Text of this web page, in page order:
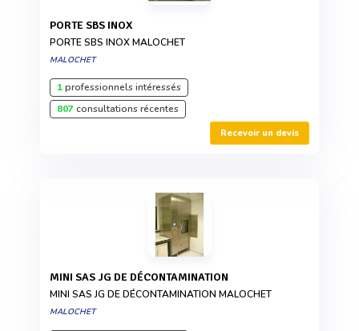
PORTE SBS INOX
PORTE SBS INOX MALOCHET
MALOCHET
1professionnels intéressés
807consultations récentes
Recevoir un devis
MINI SAS JG DE DÉCONTAMINATION
MINI SAS JG DE DÉCONTAMINATION MALOCHET
MALOCHET